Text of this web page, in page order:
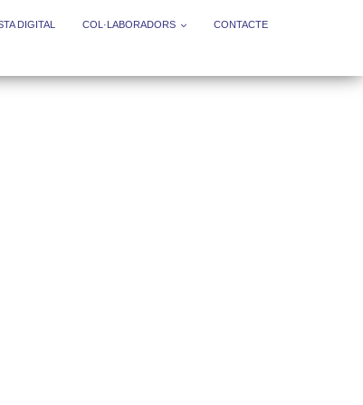
DIGITAL COL·LABORADORS CONTACTE